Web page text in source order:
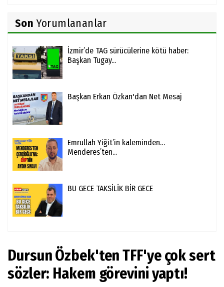
Son Yorumlananlar
İzmir’de TAG sürücülerine kötü haber:
Başkan Tugay...
Başkan Erkan Özkan'dan Net Mesaj
Emrullah Yiğit’in kaleminden…
Menderes’ten...
BU GECE TAKSİLİK BİR GECE
Dursun Özbek'ten TFF'ye çok sert
sözler: Hakem görevini yaptı!